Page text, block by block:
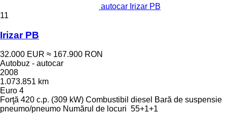
autocar Irizar PB
11
Irizar PB
32.000 EUR ≈ 167.900 RON
Autobuz - autocar
2008
1.073.851 km
Euro 4
Forţă 420 c.p. (309 kW) Combustibil diesel Bară de suspensie
pneumo/pneumo Numărul de locuri 55+1+1